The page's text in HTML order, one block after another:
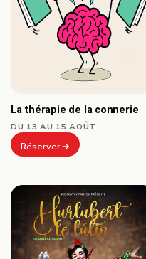
La thérapie de la connerie
DU 13 AU 15 AOÛT
Réserver